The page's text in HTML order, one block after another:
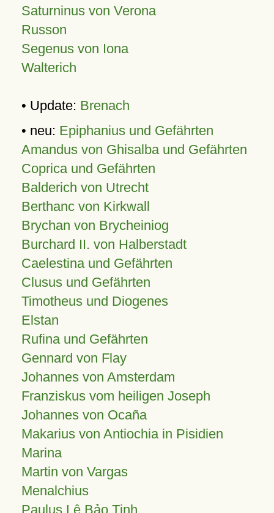
Saturninus von Verona
Russon
Segenus von Iona
Walterich
• Update: Brenach
• neu: Epiphanius und Gefährten
Amandus von Ghisalba und Gefährten
Coprica und Gefährten
Balderich von Utrecht
Berthanc von Kirkwall
Brychan von Brycheiniog
Burchard II. von Halberstadt
Caelestina und Gefährten
Clusus und Gefährten
Timotheus und Diogenes
Elstan
Rufina und Gefährten
Gennard von Flay
Johannes von Amsterdam
Franziskus vom heiligen Joseph
Johannes von Ocaña
Makarius von Antiochia in Pisidien
Marina
Martin von Vargas
Menalchius
Paulus Lê Bảo Tịnh